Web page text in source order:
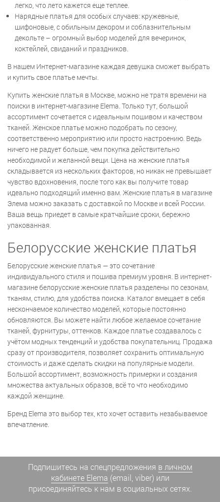
легко, что лето кажется еще теплее.
Нарядные платья для особых случаев: кружевные,
шифоновые, с обильным декором и соблазнительным
декольте – огромный выбор моделей для вечеринок,
коктейлей, свиданий и праздников.
В нашем Интернет-магазине каждая девушка сможет выбрать
и купить свое платье мечты.
Купить женские платья в Москве, можно не тратя времени на
поиски в интернет-магазине Elema. Только тут, большой
ассортимент сочетается с идеальным пошивом и качеством
тканей. Женское платье можно подобрать по сезону,
соответственно мероприятию или просто настроению. Ведь
ничего не радует больше, чем покупка действительно
необходимой и желанной вещи. Цена на женские платья
складывается из нескольких факторов, но никак не превышает
чувство вдохновения, после того как вы получите товар
идеально подходящий именно вам. Женские платья в магазине
Элема можно заказать с доставкой по Москве и всей России.
Ваша вещь приедет в самые кратчайшие сроки, бережно
упакованная.
Белорусские женские платья
Белорусские женские платья — это сочетание
индивидуального стиля и пошива премиум уровня. В интернет-
магазине белорусские женские платья разделены по сезонам,
тканям, стилю, для удобства поиска. Каталог вмещает в себя
нескончаемое количество моделей, которые постоянно
обновляются. Вы можете найти любое желаемое сочетание
тканей, фурнитуры, оттенков. Каждое платье создавалось с
учётом модных тенденций и удобства покупательниц. Продажа
сразу от производителя, позволяет сохранить оптимальную
стоимость и даже сделать скидки на популярные модели.
Большой ассортимент, возможность примерки и создания
множества актуальных образов, всё то что необходимо
каждой женщине.
Бренд Elema это выбор тех, кто хочет оставить незабываемое
впечатление.
Подпишитесь на спецпредложения в личном
кабинете Elema (email, viber) или
присоединяйтесь к нам в социальных сетях.